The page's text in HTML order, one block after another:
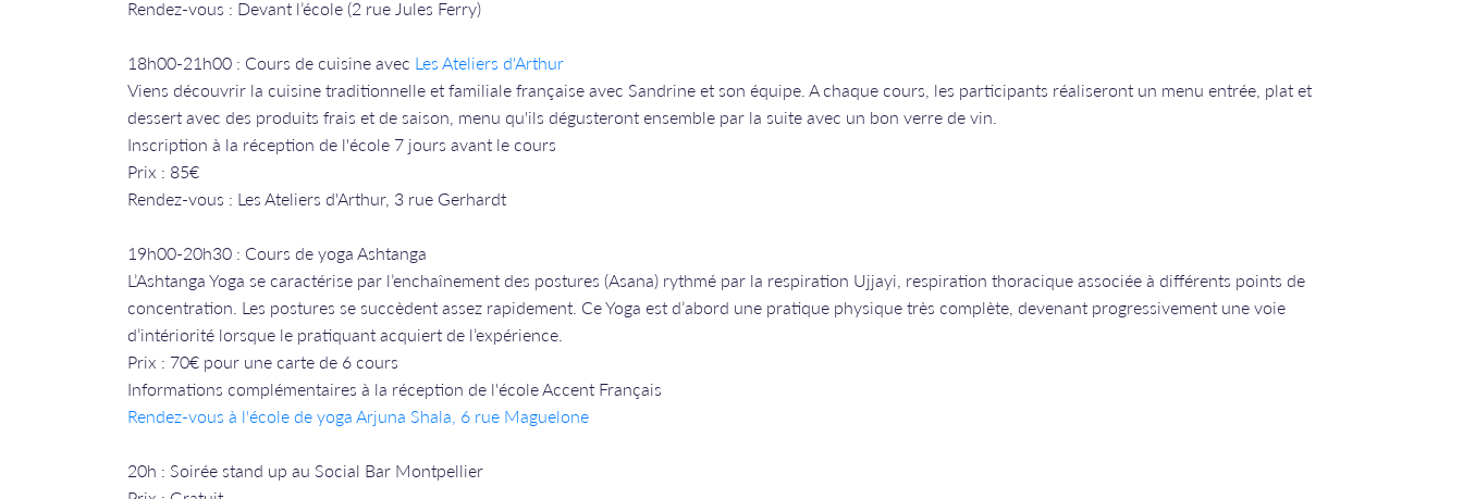
Rendez-vous : Devant l’école (2 rue Jules Ferry)
18h00-21h00 : Cours de cuisine avec Les Ateliers d'Arthur
Viens découvrir la cuisine traditionnelle et familiale française avec Sandrine et son équipe. A chaque cours, les participants réaliseront un menu entrée, plat et
dessert avec des produits frais et de saison, menu qu'ils dégusteront ensemble par la suite avec un bon verre de vin.
Inscription à la réception de l'école 7 jours avant le cours
Prix : 85€
Rendez-vous : Les Ateliers d'Arthur, 3 rue Gerhardt
19h00-20h30 : Cours de yoga Ashtanga
L’Ashtanga Yoga se caractérise par l’enchaînement des postures (Asana) rythmé par la respiration Ujjayi, respiration thoracique associée à différents points de
concentration. Les postures se succèdent assez rapidement. Ce Yoga est d’abord une pratique physique très complète, devenant progressivement une voie
d’intériorité lorsque le pratiquant acquiert de l’expérience.
Prix : 70€ pour une carte de 6 cours
Informations complémentaires à la réception de l'école Accent Français
Rendez-vous à l'école de yoga Arjuna Shala, 6 rue Maguelone
20h : Soirée stand up au Social Bar Montpellier